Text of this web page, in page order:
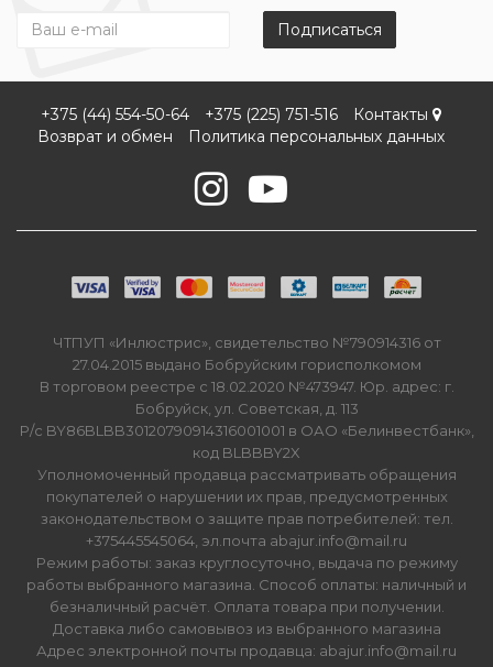
Подписаться
+375 (44) 554-50-64 +375 (225) 751-516
Контакты
Возврат и обмен
Политика персональных данных
ЧТПУП «Инлюстрис», свидетельство №790914316 от
27.04.2015 выдано Бобруйским горисполкомом
В торговом реестре с 18.02.2020 №473947. Юр. адрес: г.
Бобруйск, ул. Советская, д. 113
Р/с BY86BLBB30120790914316001001 в ОАО «Белинвестбанк»,
код BLBBBY2X
Уполномоченный продавца рассматривать обращения
покупателей о нарушении их прав, предусмотренных
законодательством о защите прав потребителей: тел.
+375445545064, эл.почта abajur.info@mail.ru
Режим работы: заказ круглосуточно, выдача по режиму
работы выбранного магазина. Способ оплаты: наличный и
безналичный расчёт. Оплата товара при получении.
Доставка либо самовывоз из выбранного магазина
Адрес электронной почты продавца: abajur.info@mail.ru